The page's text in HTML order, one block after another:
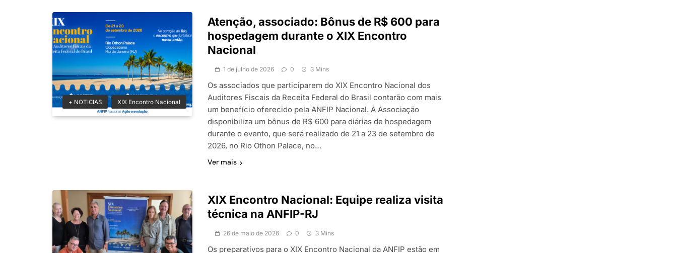
+ NOTICIAS XIX Encontro Nacional
Atenção, associado: Bônus de R$ 600 para
hospedagem durante o XIX Encontro
Nacional
1 de julho de 2026 0 3 Mins
Os associados que participarem do XIX Encontro Nacional dos
Auditores Fiscais da Receita Federal do Brasil contarão com mais
um benefício oferecido pela ANFIP Nacional. A Associação
disponibiliza um bônus de R$ 600 para diárias de hospedagem
durante o evento, que será realizado de 21 a 23 de setembro de
2026, no Rio Othon Palace, no…
Ver mais
XIX Encontro Nacional: Equipe realiza visita
técnica na ANFIP-RJ
26 de maio de 2026 0 3 Mins
Os preparativos para o XIX Encontro Nacional da ANFIP estão em